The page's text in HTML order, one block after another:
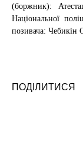
(боржник):
Національної
позивача: Чебикін
ПОДІЛИТИСЯ